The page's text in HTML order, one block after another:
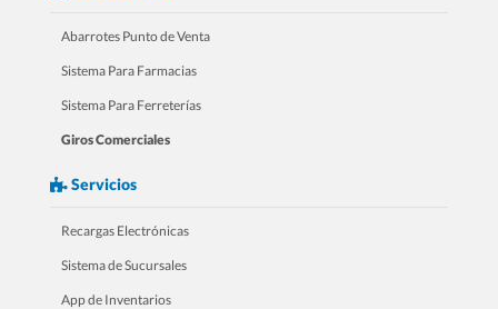
Abarrotes Punto de Venta
Sistema Para Farmacias
Sistema Para Ferreterías
Giros Comerciales
Servicios
Recargas Electrónicas
Sistema de Sucursales
App de Inventarios